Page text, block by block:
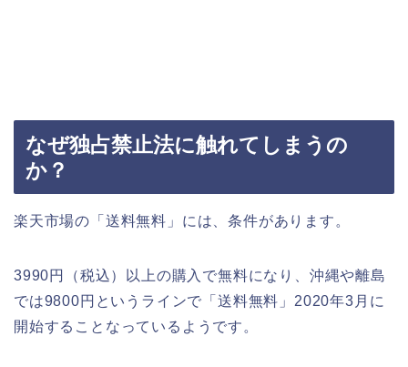
なぜ独占禁止法に触れてしまうの
か？
楽天市場の「送料無料」には、条件があります。
3990円（税込）以上の購入で無料になり、沖縄や離島
では9800円というラインで「送料無料」2020年3月に
開始することなっているようです。